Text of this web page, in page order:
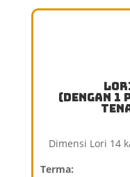
(Dengan 1
Dimensi Lori 14
Terma: